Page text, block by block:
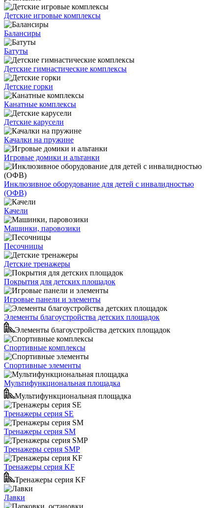
Детские игровые комплексы
Балансиры
Батуты
Детские гимнастические комплексы
Детские горки
Канатные комплексы
Детские карусели
Качалки на пружине
Игровые домики и альтанки
Инклюзивное оборудование для детей с инвалидностью
(ОФВ)
Качели
Машинки, паровозики
Песочницы
Детские тренажеры
Покрытия для детских площадок
Игровые панели и элементы
Элементы благоустройства детских площадок
Элементы благоустройства детских площадок
Спортивные комплексы
Спортивные элементы
Мультифункциональная площадка
Мультифункциональная площадка
Тренажеры серия SE
Тренажеры серия SM
Тренажеры серия SMP
Тренажеры серия KF
Тренажеры серия KF
Лавки